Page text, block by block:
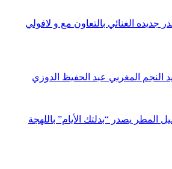
الغنائي بالتعاون مع و لافولي
النجم المغربي عبد الحفيظ الدوزي
المطر يصدر “بدلتك الأيام” باللهجة